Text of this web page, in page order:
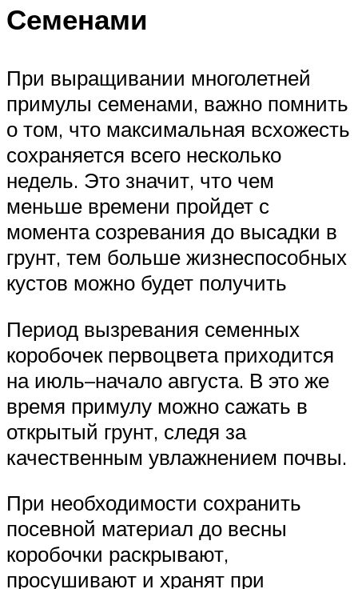
Семенами
При выращивании многолетней
примулы семенами, важно помнить
о том, что максимальная всхожесть
сохраняется всего несколько
недель. Это значит, что чем
меньше времени пройдет с
момента созревания до высадки в
грунт, тем больше жизнеспособных
кустов можно будет получить
Период вызревания семенных
коробочек первоцвета приходится
на июль–начало августа. В это же
время примулу можно сажать в
открытый грунт, следя за
качественным увлажнением почвы.
При необходимости сохранить
посевной материал до весны
коробочки раскрывают,
просушивают и хранят при